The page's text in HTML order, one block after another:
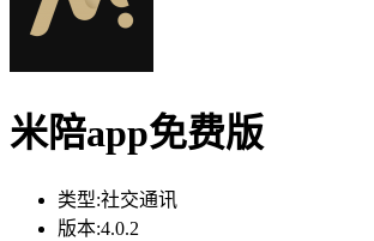
米陪app免费版
类型:社交通讯
版本:4.0.2